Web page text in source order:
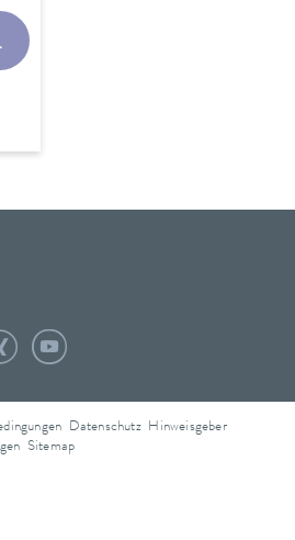
Datenschutz
Hinweisgeber
Sitemap